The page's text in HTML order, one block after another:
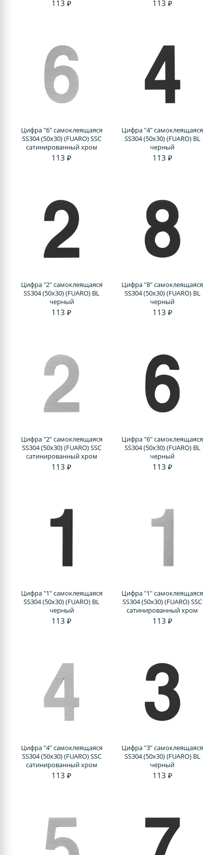
113 ₽ 113 ₽
Цифра "6" самоклеящаяся
SS304 (50х30) (FUARO) SSC
сатинированный хром
113 ₽
Цифра "4" самоклеящаяся
SS304 (50х30) (FUARO) BL
черный
113 ₽
Цифра "2" самоклеящаяся
SS304 (50х30) (FUARO) BL
черный
113 ₽
Цифра "8" самоклеящаяся
SS304 (50х30) (FUARO) BL
черный
113 ₽
Цифра "2" самоклеящаяся
SS304 (50х30) (FUARO) SSC
сатинированный хром
113 ₽
Цифра "6" самоклеящаяся
SS304 (50х30) (FUARO) BL
черный
113 ₽
Цифра "1" самоклеящаяся
SS304 (50х30) (FUARO) BL
черный
113 ₽
Цифра "1" самоклеящаяся
SS304 (50х30) (FUARO) SSC
сатинированный хром
113 ₽
Цифра "4" самоклеящаяся
SS304 (50х30) (FUARO) SSC
сатинированный хром
113 ₽
Цифра "3" самоклеящаяся
SS304 (50х30) (FUARO) BL
черный
113 ₽